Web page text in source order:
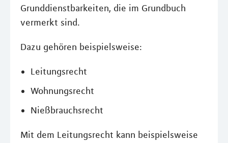
Grunddienstbarkeiten, die im Grundbuch
vermerkt sind.
Dazu gehören beispielsweise:
Leitungsrecht
Wohnungsrecht
Nießbrauchsrecht
Mit dem Leitungsrecht kann beispielsweise